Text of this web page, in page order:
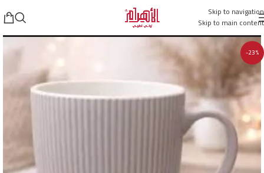
Skip to navigation
Skip to main content
-23%